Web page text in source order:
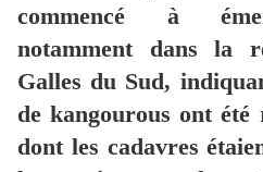
commencé à
notamment dans la
Galles du Sud,
de kangourous ont
dont les cadavres